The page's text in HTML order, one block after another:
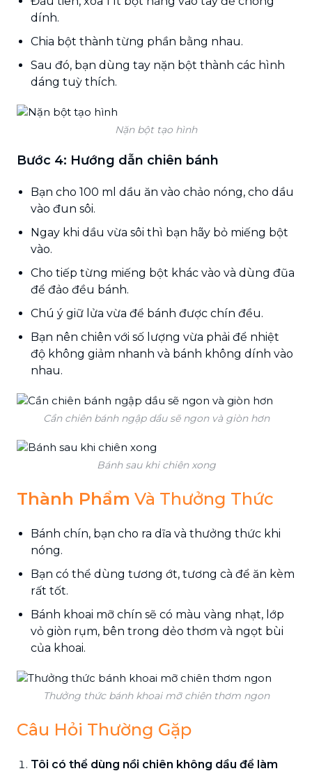
dính.
Chia bột thành từng phần bằng nhau.
Sau đó, bạn dùng tay nặn bột thành các hình
dáng tuỳ thích.
Nặn bột tạo hình
Bước 4: Hướng dẫn chiên bánh
Bạn cho 100 ml dầu ăn vào chảo nóng, cho dầu
vào đun sôi.
Ngay khi dầu vừa sôi thì bạn hãy bỏ miếng bột
vào.
Cho tiếp từng miếng bột khác vào và dùng đũa
để đảo đều bánh.
Chú ý giữ lửa vừa để bánh được chín đều.
Bạn nên chiên với số lượng vừa phải để nhiệt
độ không giảm nhanh và bánh không dính vào
nhau.
Cần chiên bánh ngập dầu sẽ ngon và giòn hơn
Bánh sau khi chiên xong
Thành Phẩm Và Thưởng Thức
Bánh chín, bạn cho ra dĩa và thưởng thức khi
nóng.
Bạn có thể dùng tương ớt, tương cà để ăn kèm
rất tốt.
Bánh khoai mỡ chín sẽ có màu vàng nhạt, lớp
vỏ giòn rụm, bên trong dẻo thơm và ngọt bùi
của khoai.
Thưởng thức bánh khoai mỡ chiên thơm ngon
Câu Hỏi Thường Gặp
Tôi có thể dùng nồi chiên không dầu để làm